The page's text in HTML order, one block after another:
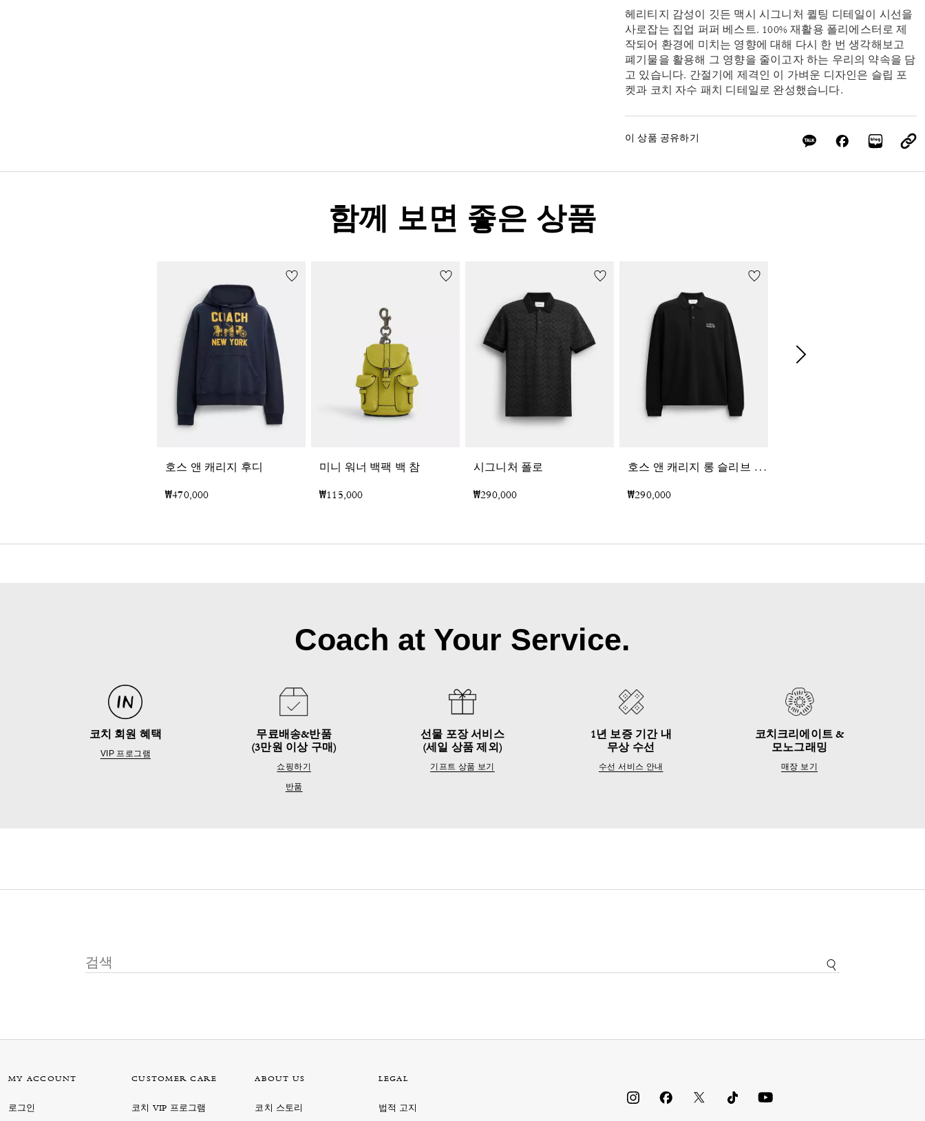
헤리티지 감성이 깃든 맥시 시그니처 퀼팅 디테일이 시선을
사로잡는 집업 퍼퍼 베스트. 100% 재활용 폴리에스터로 제
작되어 환경에 미치는 영향에 대해 다시 한 번 생각해보고
폐기물을 활용해 그 영향을 줄이고자 하는 우리의 약속을 담
고 있습니다. 간절기에 제격인 이 가벼운 디자인은 슬립 포
켓과 코치 자수 패치 디테일로 완성했습니다.
이 상품 공유하기
함께 보면 좋은 상품
호스 앤 캐리지 후디
₩470,000
미니 워너 백팩 백 참
₩115,000
시그니처 폴로
₩290,000
호
스 앤 캐리지 롱 슬리브 폴로
₩290,000
Coach at Your Service.
코치 회원 혜택
VIP 프로그램
무료배송&반품
(3만원 이상 구매)
쇼핑하기
반품
선물 포장 서비스
(세일 상품 제외)
기프트 상품 보기
1년 보증 기간 내
무상 수선
수선 서비스 안내
코치크리에이트 &
모노그래밍
매장 보기
MY ACCOUNT
로그인
CUSTOMER CARE
코치 VIP 프로그램
ABOUT US
코치 스토리
LEGAL
법적 고지